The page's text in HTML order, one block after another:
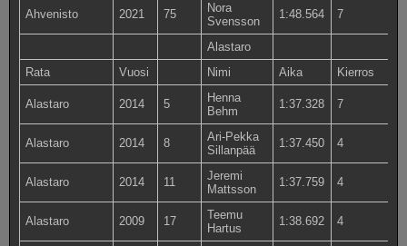
Ahvenisto 2021 75
Nora
Svensson
1:48.564 7
Alastaro
Rata
Vuosi Nimi Aika Kierros
Alastaro 2014 5
Henna
Behm
1:37.328 7
Alastaro 2014 8
Ari-Pekka
Sillanpää
1:37.450 4
Alastaro 2014 11
Jeremi
Mattsson
1:37.759 4
Alastaro 2009 17
Teemu
Hartus
1:38.692 4